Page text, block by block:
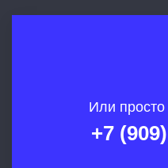
Или
+7